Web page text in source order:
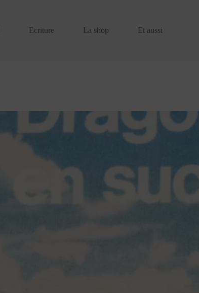
Ecriture La shop Et aussi